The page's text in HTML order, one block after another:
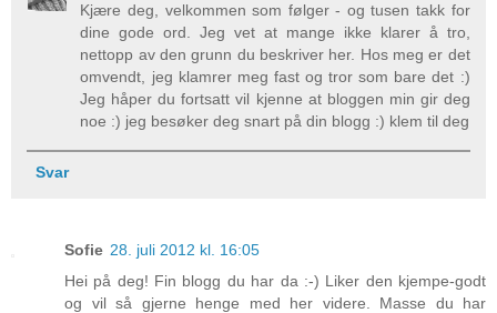
Kjære deg, velkommen som følger - og tusen takk for
dine gode ord. Jeg vet at mange ikke klarer å tro,
nettopp av den grunn du beskriver her. Hos meg er det
omvendt, jeg klamrer meg fast og tror som bare det :)
Jeg håper du fortsatt vil kjenne at bloggen min gir deg
noe :) jeg besøker deg snart på din blogg :) klem til deg
Svar
Sofie 28. juli 2012 kl. 16:05
Hei på deg! Fin blogg du har da :-) Liker den kjempe-godt
og vil så gjerne henge med her videre. Masse du har